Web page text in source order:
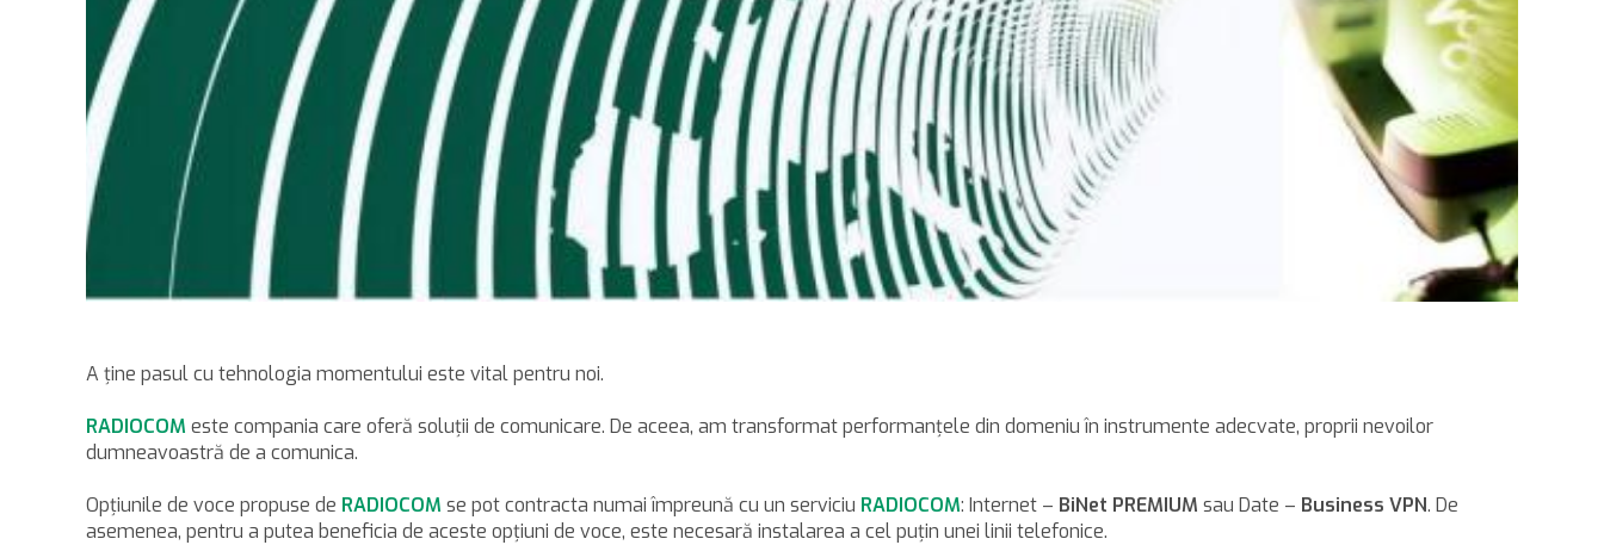
A ţine pasul cu tehnologia momentului este vital pentru noi.
RADIOCOM este compania care oferă soluţii de comunicare. De aceea, am transformat performanţele din domeniu în instrumente adecvate, proprii nevoilor
dumneavoastră de a comunica.
Opţiunile de voce propuse de RADIOCOM se pot contracta numai împreună cu un serviciu RADIOCOM: Internet – BiNet PREMIUM sau Date – Business VPN. De
asemenea, pentru a putea beneficia de aceste opţiuni de voce, este necesară instalarea a cel puţin unei linii telefonice.